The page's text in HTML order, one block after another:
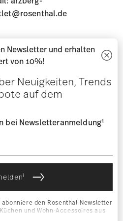
links, unter der S-Bahn-
GmbH.
Maps
OUTLET IM CITY
an der Steige
7331 / 97 72 571
E-
Newsletter und erhalten
von 10%!
Neuigkeiten, Trends
auf dem
bei Newsletteranmeldung1
i
den Rosenthal-Newsletter
und Wohn-Accessoires aus